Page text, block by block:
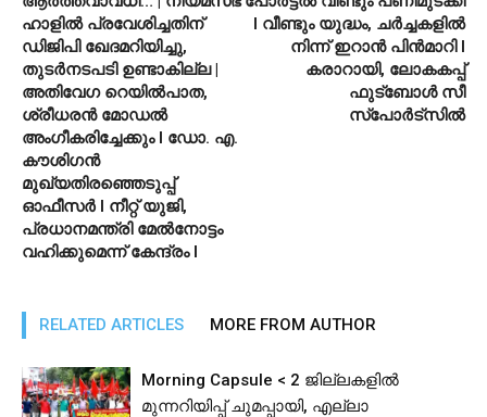
ഹാളിൽ പ്രവേശിച്ചതിന്
ഡിജിപി ഖേദമറിയിച്ചു,
തുടർനടപടി ഉണ്ടാകില്ല |
അതിവേഗ റെയില്‍പാത,
ശ്രീധരൻ മോഡൽ
അംഗീകരിച്ചേക്കും l ഡോ. എ.
കൗശിഗൻ
മുഖ്യതിരഞ്ഞെടുപ്പ്
ഓഫീസർ l നീറ്റ് യുജി,
പ്രധാനമന്ത്രി മേൽനോട്ടം
വഹിക്കുമെന്ന് കേന്ദ്രം I
l വീണ്ടും യുദ്ധം, ചർച്ചകളിൽ
നിന്ന് ഇറാൻ പിൻമാറി I
കരാറായി, ലോകകപ്പ്
ഫുട്ബോൾ സീ
സ്പോർട്സിൽ
RELATED ARTICLES MORE FROM AUTHOR
Morning Capsule < 2 ജില്ലകളിൽ
മുന്നറിയിപ്പ് ചുമപ്പായി, എല്ലാ